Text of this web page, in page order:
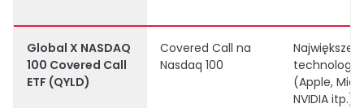
Global X NASDAQ
100 Covered Call
ETF (QYLD)
Covered Call na
Nasdaq 100
Największe
(Apple,
NVIDIA itp.)